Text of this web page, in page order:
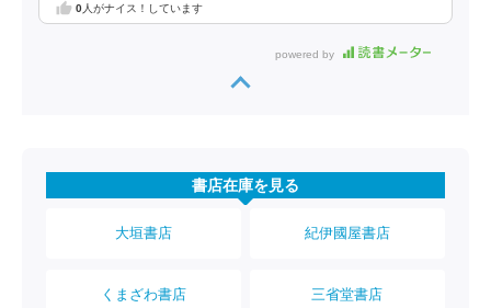
0人がナイス！しています
powered by
書店在庫を見る
大垣書店 紀伊國屋書店
くまざわ書店 三省堂書店